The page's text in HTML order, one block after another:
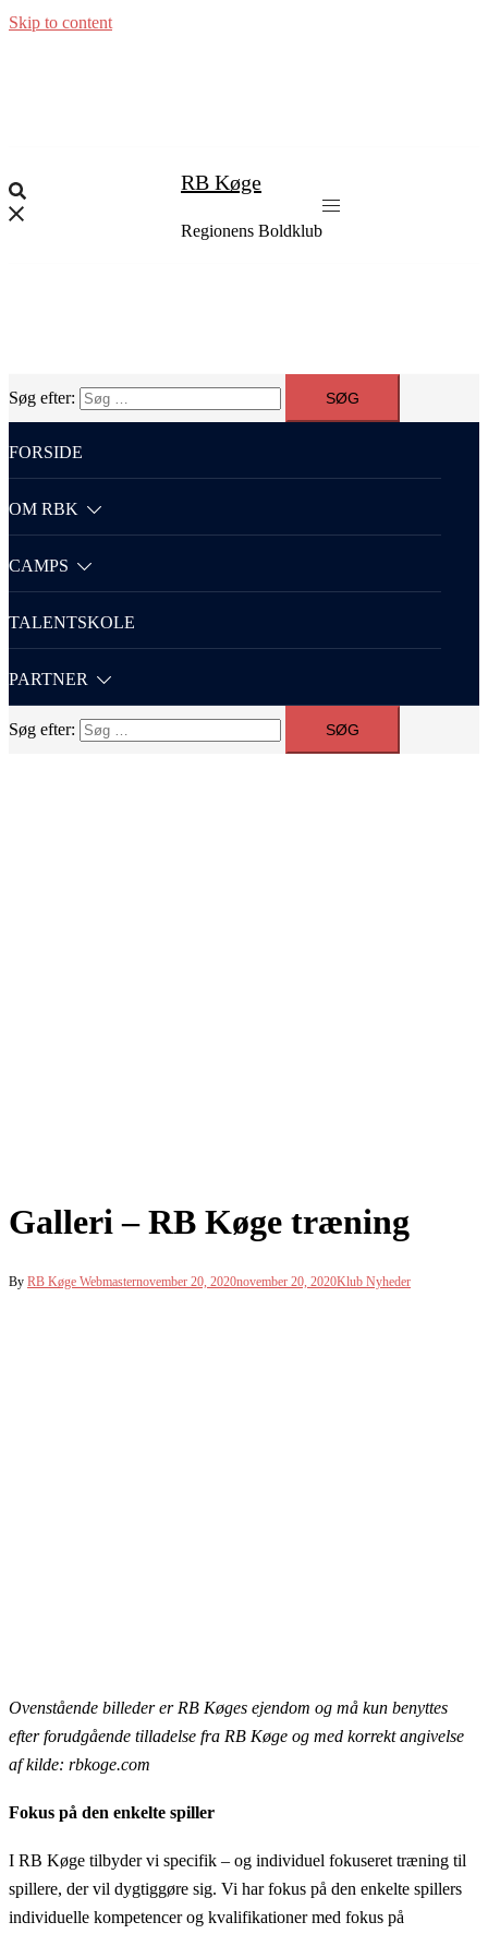
Skip to content
RB Køge
Regionens Boldklub
Søg efter:
FORSIDE
OM RBK
CAMPS
TALENTSKOLE
PARTNER
Søg efter:
Galleri – RB Køge træning
By RB Køge Webmasternovember 20, 2020november 20, 2020Klub Nyheder
Ovenstående billeder er RB Køges ejendom og må kun benyttes
efter forudgående tilladelse fra RB Køge og med korrekt angivelse
af kilde: rbkoge.com
Fokus på den enkelte spiller
I RB Køge tilbyder vi specifik – og individuel fokuseret træning til
spillere, der vil dygtiggøre sig. Vi har fokus på den enkelte spillers
individuelle kompetencer og kvalifikationer med fokus på